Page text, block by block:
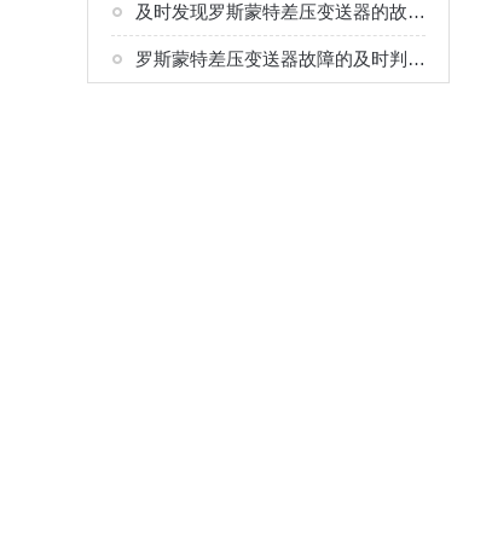
及时发现罗斯蒙特差压变送器的故障进行检修，对企业生产来说是十分重要的
罗斯蒙特差压变送器故障的及时判定分析和处理在生产中是至关重要的